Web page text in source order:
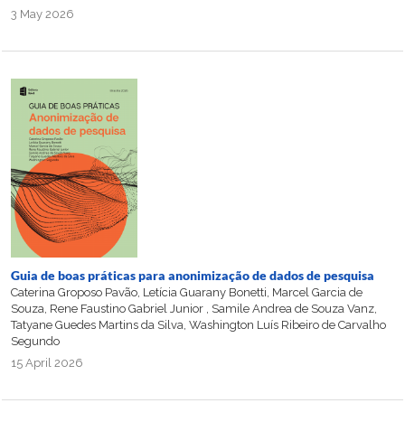
3 May 2026
Guia de boas práticas para anonimização de dados de pesquisa
Caterina Groposo Pavão, Letícia Guarany Bonetti, Marcel Garcia de
Souza, Rene Faustino Gabriel Junior , Samile Andrea de Souza Vanz,
Tatyane Guedes Martins da Silva, Washington Luís Ribeiro de Carvalho
Segundo
15 April 2026